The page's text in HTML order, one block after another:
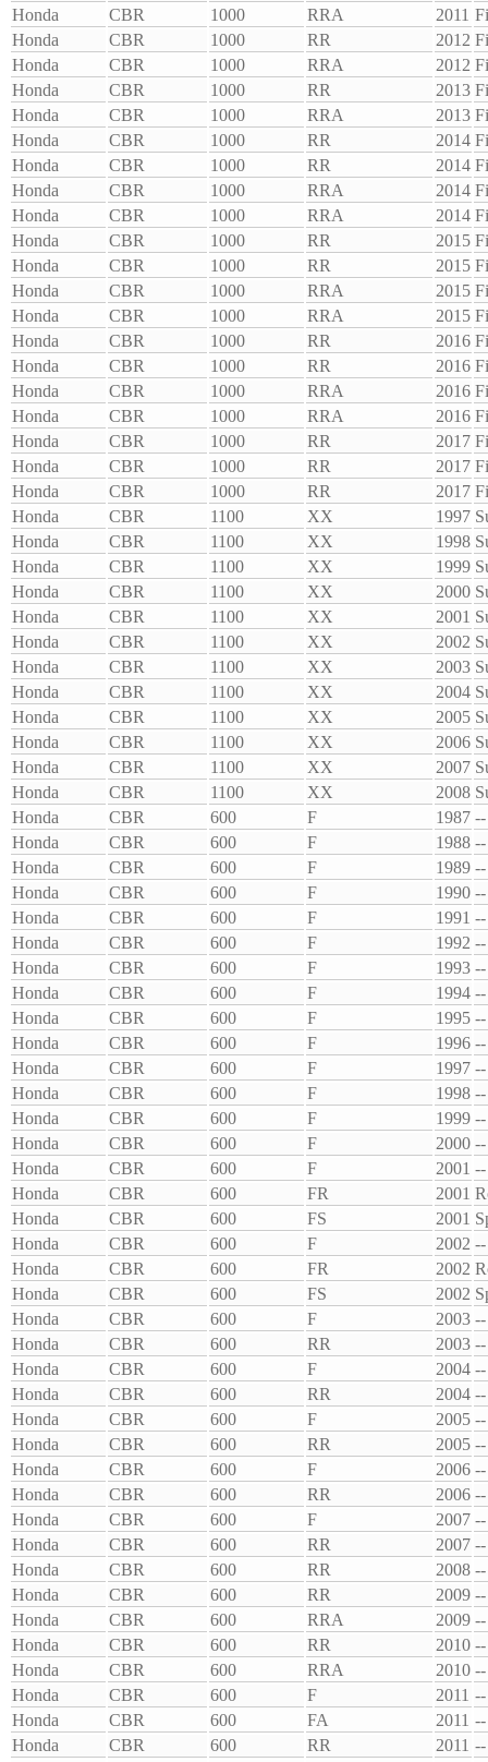
Honda
CBR 1000 RRA 2011
Honda
CBR 1000 RR 2012
Honda
CBR 1000 RRA 2012
Honda
CBR 1000 RR 2013
Honda
CBR 1000 RRA 2013
Honda
CBR 1000 RR 2014
Honda
CBR 1000 RR 2014
Honda
CBR 1000 RRA 2014
Honda
CBR 1000 RRA 2014
Honda
CBR 1000 RR 2015
Honda
CBR 1000 RR 2015
Honda
CBR 1000 RRA 2015
Honda
CBR 1000 RRA 2015
Honda
CBR 1000 RR 2016
Honda
CBR 1000 RR 2016
Honda
CBR 1000 RRA 2016
Honda
CBR 1000 RRA 2016
Honda
CBR 1000 RR 2017
Honda
CBR 1000 RR 2017
Honda
CBR 1000 RR 2017
Honda
CBR 1100 XX 1997
Honda
CBR 1100 XX 1998
Honda
CBR 1100 XX 1999
Honda
CBR 1100 XX 2000
Honda
CBR 1100 XX 2001
Honda
CBR 1100 XX 2002
Honda
CBR 1100 XX 2003
Honda
CBR 1100 XX 2004
Honda
CBR 1100 XX 2005
Honda
CBR 1100 XX 2006
Honda
CBR 1100 XX 2007
Honda
CBR 1100 XX 2008
Honda
CBR 600 F 1987 --
Honda
CBR 600 F 1988 --
Honda
CBR 600 F 1989 --
Honda
CBR 600 F 1990 --
Honda
CBR 600 F 1991 --
Honda
CBR 600 F 1992 --
Honda
CBR 600 F 1993 --
Honda
CBR 600 F 1994 --
Honda
CBR 600 F 1995 --
Honda
CBR 600 F 1996 --
Honda
CBR 600 F 1997 --
Honda
CBR 600 F 1998 --
Honda
CBR 600 F 1999 --
Honda
CBR 600 F 2000 --
Honda
CBR 600 F 2001 --
Honda
CBR 600 FR 2001
Honda
CBR 600 FS 2001
Honda
CBR 600 F 2002 --
Honda
CBR 600 FR 2002
Honda
CBR 600 FS 2002
Honda
CBR 600 F 2003 --
Honda
CBR 600 RR 2003 --
Honda
CBR 600 F 2004 --
Honda
CBR 600 RR 2004 --
Honda
CBR 600 F 2005 --
Honda
CBR 600 RR 2005 --
Honda
CBR 600 F 2006 --
Honda
CBR 600 RR 2006 --
Honda
CBR 600 F 2007 --
Honda
CBR 600 RR 2007 --
Honda
CBR 600 RR 2008 --
Honda
CBR 600 RR 2009 --
Honda
CBR 600 RRA 2009 --
Honda
CBR 600 RR 2010 --
Honda
CBR 600 RRA 2010 --
Honda
CBR 600 F 2011 --
Honda
CBR 600 FA 2011 --
Honda
CBR 600 RR 2011 --